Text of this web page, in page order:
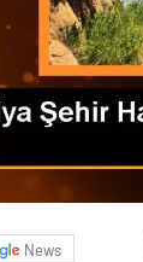
News